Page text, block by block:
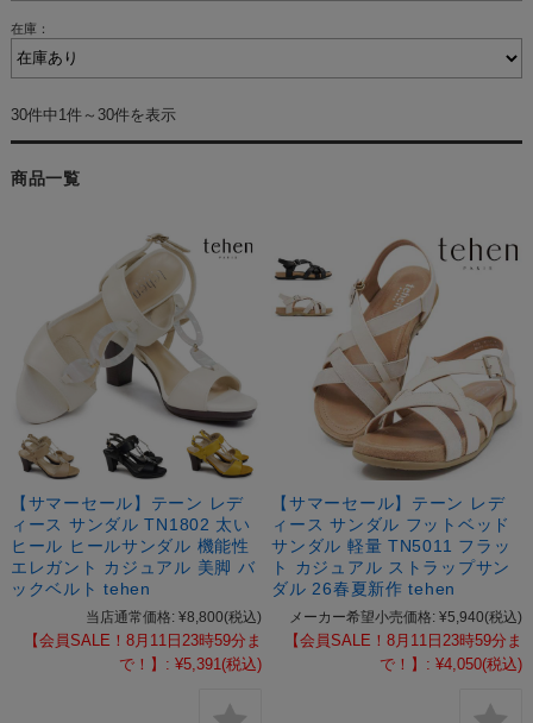
在庫：
30件中1件～30件を表示
商品一覧
【サマーセール】テーン レデ
ィース サンダル TN1802 太い
ヒール ヒールサンダル 機能性
エレガント カジュアル 美脚 バ
ックベルト tehen
当店通常価格: ¥8,800(税込)
【会員SALE！8月11日23時59分ま
で！】: ¥5,391(税込)
【サマーセール】テーン レデ
ィース サンダル フットベッド
サンダル 軽量 TN5011 フラッ
ト カジュアル ストラップサン
ダル 26春夏新作 tehen
メーカー希望小売価格: ¥5,940(税込)
【会員SALE！8月11日23時59分ま
で！】: ¥4,050(税込)